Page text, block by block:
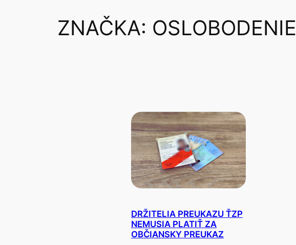
ZNAČKA: OSLOBODENIE
DRŽITELIA PREUKAZU ŤZP
NEMUSIA PLATIŤ ZA
OBČIANSKY PREUKAZ